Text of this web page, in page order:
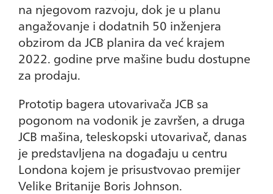
na njegovom razvoju, dok je u planu
angažovanje i dodatnih 50 inženjera
obzirom da JCB planira da već krajem
2022. godine prve mašine budu dostupne
za prodaju.
Prototip bagera utovarivača JCB sa
pogonom na vodonik je završen, a druga
JCB mašina, teleskopski utovarivač, danas
je predstavljena na događaju u centru
Londona kojem je prisustvovao premijer
Velike Britanije Boris Johnson.